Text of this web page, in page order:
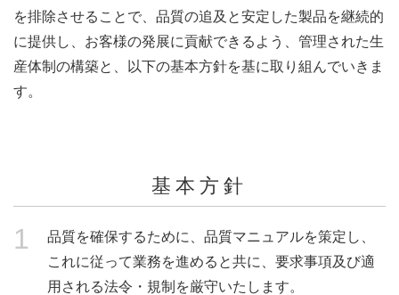
を排除させることで、品質の追及と安定した製品を継続的
に提供し、お客様の発展に貢献できるよう、管理された生
産体制の構築と、以下の基本方針を基に取り組んでいきま
す。
基本方針
1
品質を確保するために、品質マニュアルを策定し、
これに従って業務を進めると共に、要求事項及び適
用される法令・規制を厳守いたします。